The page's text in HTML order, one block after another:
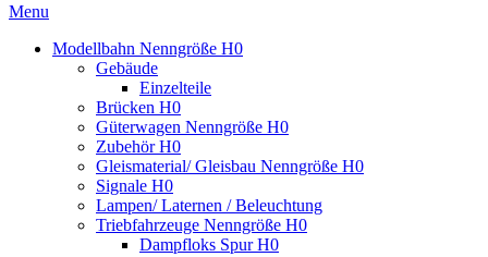
Menu
Modellbahn Nenngröße H0
Gebäude
Einzelteile
Brücken H0
Güterwagen Nenngröße H0
Zubehör H0
Gleismaterial/ Gleisbau Nenngröße H0
Signale H0
Lampen/ Laternen / Beleuchtung
Triebfahrzeuge Nenngröße H0
Dampfloks Spur H0